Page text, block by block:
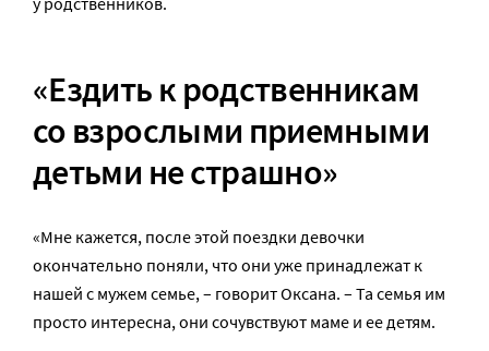
«Ездить к родственникам
со взрослыми приемными
детьми не страшно»
«Мне кажется, после этой поездки девочки
окончательно поняли, что они уже принадлежат к
нашей с мужем семье, – говорит Оксана. – Та семья им
просто интересна, они сочувствуют маме и ее детям.